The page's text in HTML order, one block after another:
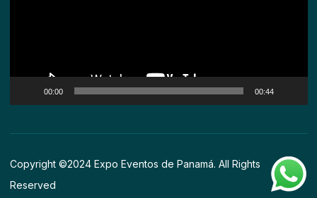
00:00 00:44
Copyright ©2024 Expo Eventos de Panamá. All Rights
Reserved